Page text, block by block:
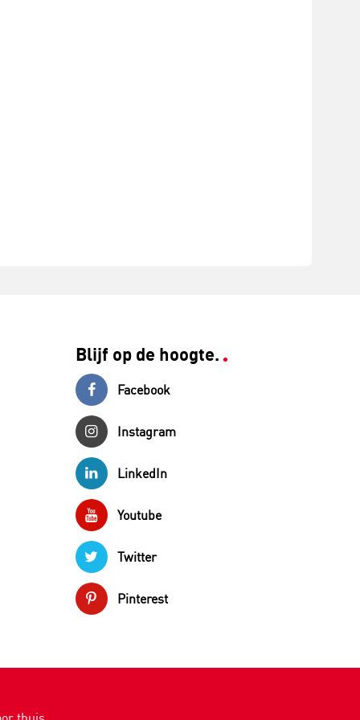
Blijf op de hoogte.
Facebook
Instagram
LinkedIn
Youtube
Twitter
Pinterest